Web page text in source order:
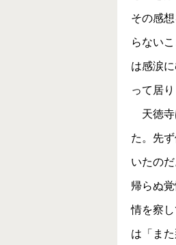
その感
らない
は感涙
って居
天徳寺
た。先
いたの
帰らぬ
情を察
は「ま